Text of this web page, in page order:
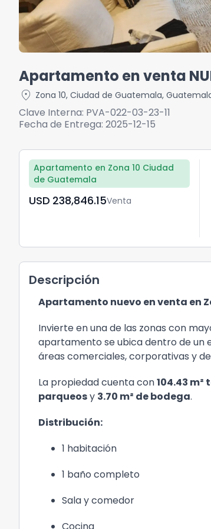
Apartamento en venta
location_on Zona 10, Ciudad de Guatemala,
Clave Interna: PVA-022-03-23-11
Fecha de Entrega: 2025-12-15
Apartamento en Zona 10 Ciudad
de Guatemala
USD	238,846.15Venta
Descripción
Apartamento nuevo en venta en
Invierte en una de las zonas con
apartamento se ubica dentro de un
áreas comerciales, corporativas y
La propiedad cuenta con104.43 m²
parqueosy 3.70 m² de bodega.
Distribución:
1 habitación
1 baño completo
Sala y comedor